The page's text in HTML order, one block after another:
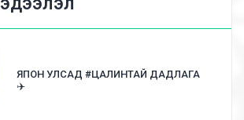
ЯПОН УЛСАД #ЦАЛИНТАЙ ДАДЛАГА
✈️